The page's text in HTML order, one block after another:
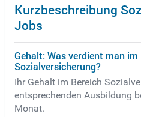
Kurzbeschreibung
Jobs
Gehalt: Was verdient man im
Sozialversicherung?
Ihr Gehalt im Bereich
entsprechenden Ausbildung
Monat.